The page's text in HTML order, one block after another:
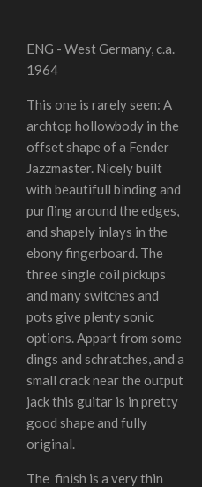
ENG - West Germany, c.a.
1964
This one is rarely seen: A
archtop hollowbody in the
offset shape of a Fender
Jazzmaster. Nicely built
with beautifull binding and
purfling around the edges,
and shapely inlays in the
ebony fingerboard. The
three single coil pickups
and many switches and
pots give plenty sonic
options. Appart from some
dings and schratches, and a
small crack near the output
jack this guitar is in pretty
good shape and fully
original.
The finish is a very thin